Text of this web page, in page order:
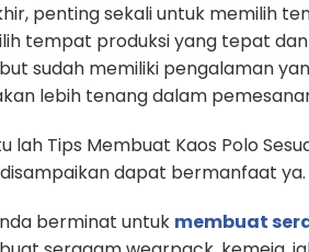
penting sekali untuk memilih
tempat produksi yang tepat
sudah memiliki pengalaman
lebih tenang dalam
lah Tips Membuat Kaos Polo
dapat bermanfaat ya.
berminat untuk membuat